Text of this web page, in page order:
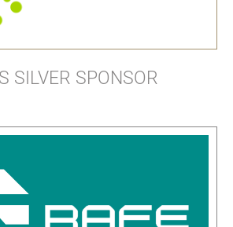
SILVER SPONSOR